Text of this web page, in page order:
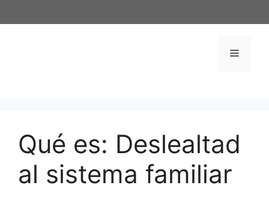
al
Menú
Qué es: Deslealtad
al sistema familiar